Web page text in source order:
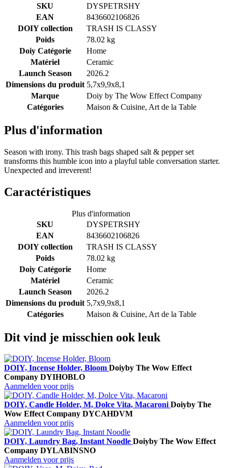
SKU
DYSPETRSHY
EAN
8436602106826
DOIY collection
TRASH IS CLASSY
Poids
78.02 kg
Doiy Catégorie
Home
Matériel
Ceramic
Launch Season
2026.2
Dimensions du produit 5,7x9,9x8,1
Marque
Doiy by The Wow Effect Company
Catégories
Maison & Cuisine, Art de la Table
Plus d'information
Season with irony. This trash bags shaped salt & pepper set
transforms this humble icon into a playful table conversation starter.
Unexpected and irreverent!
Caractéristiques
Plus d'information
SKU
DYSPETRSHY
EAN
8436602106826
DOIY collection
TRASH IS CLASSY
Poids
78.02 kg
Doiy Catégorie
Home
Matériel
Ceramic
Launch Season
2026.2
Dimensions du produit 5,7x9,9x8,1
Catégories
Maison & Cuisine, Art de la Table
Dit vind je misschien ook leuk
DOIY, Incense Holder, Bloom Doiyby The Wow Effect
Company DYIHOBLO
Aanmelden voor prijs
DOIY, Candle Holder, M, Dolce Vita, MacaroniDoiyby The
Wow Effect Company DYCAHDVM
Aanmelden voor prijs
DOIY, Laundry Bag, Instant Noodle Doiyby The Wow Effect
Company DYLABINSNO
Aanmelden voor prijs